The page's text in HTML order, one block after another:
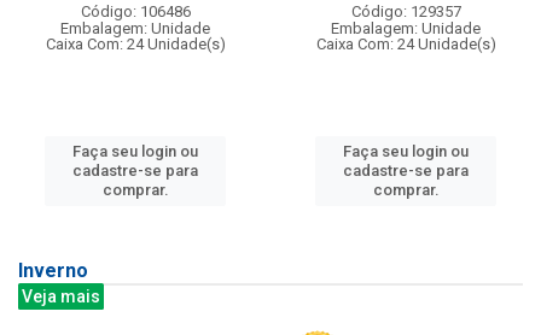
Código: 106486
Embalagem: Unidade
Caixa Com: 24 Unidade(s)
Faça seu login ou
cadastre-se para
comprar.
Código: 129357
Embalagem: Unidade
Caixa Com: 24 Unidade(s)
Faça seu login ou
cadastre-se para
comprar.
Inverno
Veja mais